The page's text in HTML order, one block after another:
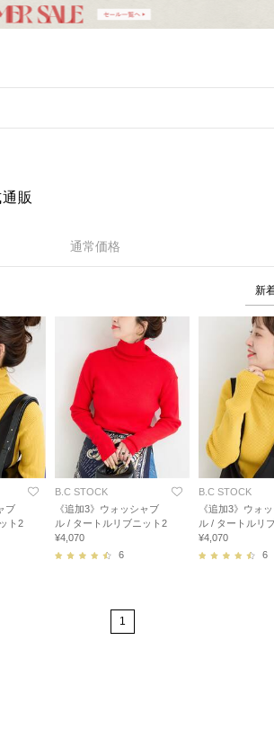
販
通常価格
ブ
ト2
B.C STOCK
《追加3》ウォッシャブ
ル / タートルリブニット2
¥4,070
6
B.C STOCK
《追加3》ウォ
ル / タートルリ
¥4,070
6
1